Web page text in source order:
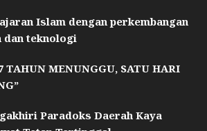
Islam dengan perkembangan
dan teknologi
TAHUN MENUNGGU, SATU HARI
Paradoks Daerah Kaya